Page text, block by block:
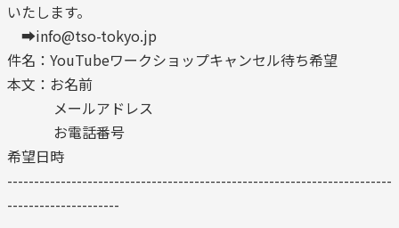
いたします。
➡info@tso-tokyo.jp
件名：YouTubeワークショップキャンセル待ち希望
本文：お名前
メールアドレス
お電話番号
希望日時
------------------------------------------------------------------------
---------------------